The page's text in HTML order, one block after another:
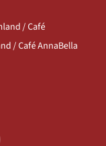
/ Café
/ Café AnnaBella